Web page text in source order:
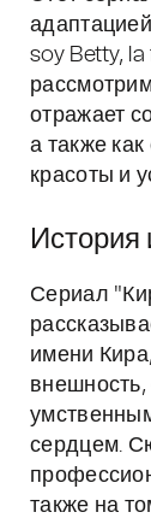
soy Betty,
отражает
а также
красоты и
Сериал
имени
сердцем.
также на